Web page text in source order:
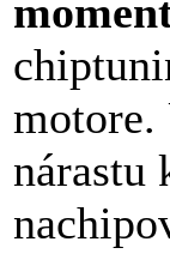
motore.
nárastu